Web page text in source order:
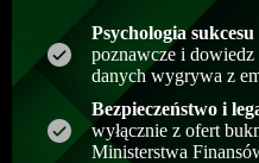
Psychologia
poznawcze i dowiedz
danych wygrywa z
Bezpieczeństwo i
wyłącznie z ofert
Ministerstwa